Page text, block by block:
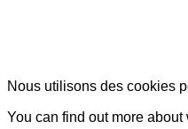
Nous utilisons des cookies
You can find out more